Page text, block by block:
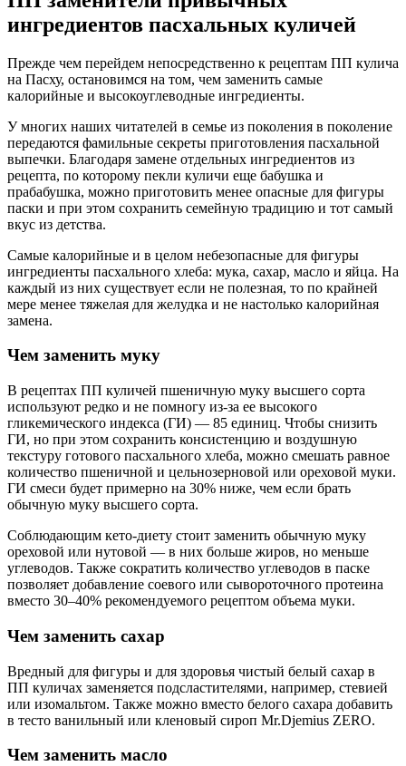
ингредиентов пасхальных куличей
Прежде чем перейдем непосредственно к рецептам ПП кулича
на Пасху, остановимся на том, чем заменить самые
калорийные и высокоуглеводные ингредиенты.
У многих наших читателей в семье из поколения в поколение
передаются фамильные секреты приготовления пасхальной
выпечки. Благодаря замене отдельных ингредиентов из
рецепта, по которому пекли куличи еще бабушка и
прабабушка, можно приготовить менее опасные для фигуры
паски и при этом сохранить семейную традицию и тот самый
вкус из детства.
Самые калорийные и в целом небезопасные для фигуры
ингредиенты пасхального хлеба: мука, сахар, масло и яйца. На
каждый из них существует если не полезная, то по крайней
мере менее тяжелая для желудка и не настолько калорийная
замена.
Чем заменить муку
В рецептах ПП куличей пшеничную муку высшего сорта
используют редко и не помногу из-за ее высокого
гликемического индекса (ГИ) — 85 единиц. Чтобы снизить
ГИ, но при этом сохранить консистенцию и воздушную
текстуру готового пасхального хлеба, можно смешать равное
количество пшеничной и цельнозерновой или ореховой муки.
ГИ смеси будет примерно на 30% ниже, чем если брать
обычную муку высшего сорта.
Соблюдающим кето-диету стоит заменить обычную муку
ореховой или нутовой — в них больше жиров, но меньше
углеводов. Также сократить количество углеводов в паске
позволяет добавление соевого или сывороточного протеина
вместо 30–40% рекомендуемого рецептом объема муки.
Чем заменить сахар
Вредный для фигуры и для здоровья чистый белый сахар в
ПП куличах заменяется подсластителями, например, стевией
или изомальтом. Также можно вместо белого сахара добавить
в тесто ванильный или кленовый сироп Mr.Djemius ZERO.
Чем заменить масло